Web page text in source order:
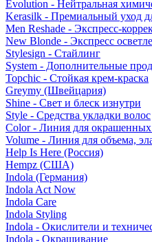
Evolution - Нейтральная
Kerasilk - Премиальный уход
Men Reshade - Экспресс-
New Blonde - Экспресс
Stylesign - Стайлинг
System - Дополнительные
Topchic - Стойкая крем-краска
Greymy (Швейцария)
Shine - Свет и блеск изнутри
Style - Средства укладки волос
Color - Линия для окрашенных
Volume - Линия для объема,
Help Is Here (Россия)
Hempz (США)
Indola (Германия)
Indola Act Now
Indola Care
Indola Styling
Indola - Окислители и
Indola - Окрашивание